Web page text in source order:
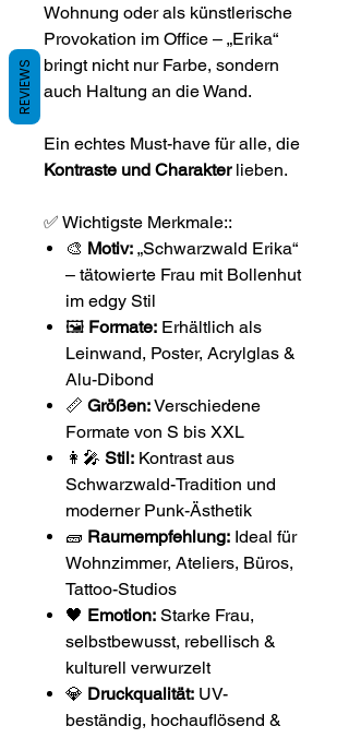
Wohnung oder als künstlerische
Provokation im Office – „Erika“
bringt nicht nur Farbe, sondern
auch Haltung an die Wand.
Ein echtes Must-have für alle, die
Kontraste und Charakterlieben.
✅ Wichtigste Merkmale::
🎨 Motiv: „Schwarzwald Erika“
– tätowierte Frau mit Bollenhut
im edgy Stil
🖼️ Formate: Erhältlich als
Leinwand, Poster, Acrylglas &
Alu-Dibond
📏 Größen:Verschiedene
Formate von S bis XXL
👩‍🎤 Stil: Kontrast aus
Schwarzwald-Tradition und
moderner Punk-Ästhetik
🧱 Raumempfehlung: Ideal für
Wohnzimmer, Ateliers, Büros,
Tattoo-Studios
🖤 Emotion: Starke Frau,
selbstbewusst, rebellisch &
kulturell verwurzelt
💎 Druckqualität: UV-
beständig, hochauflösend &
REVIEWS